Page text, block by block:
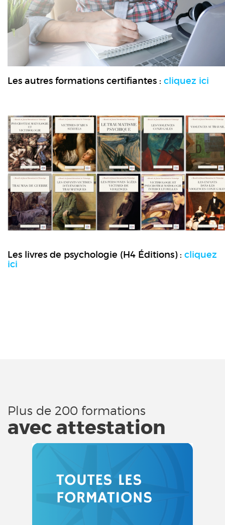
Les autres formations certifiantes : cliquez ici
Les livres de psychologie (H4 Éditions) : cliquez
ici
Plus de 200 formations
avec attestation